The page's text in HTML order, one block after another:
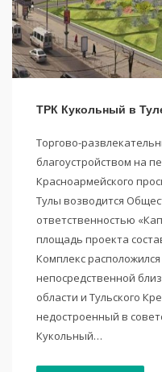
Торгово-
благоустройством на
Красноармейского
Тулы возводится
ответственностью
площадь проекта
Комплекс
непосредственной
области и Тульского
недостроенный в
Кукольный…